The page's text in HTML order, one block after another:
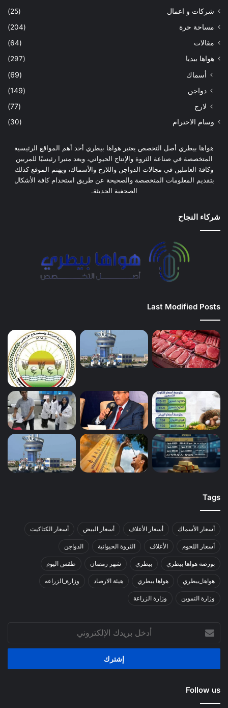
شركات و اعمال
(25)
مساحة حرة
(204)
مقالات
(64)
هواها بيديا
(297)
أسماك
(69)
دواجن
(149)
لارج
(77)
وسام الاحترام (30)
هواها بيطري أصل التخصص يعتبر هواها بيطري أحد أهم المواقع الرئيسية
المتخصصة في صناعة الثروة والإنتاج الحيواني، ويعد منبرا رئيسيًا للمربين
وكافة العاملين في مجالات الدواجن واللارج والأسماك، ويهتم الموقع كذلك
بتقديم المعلومات المتخصصة والصحيحة عن طريق استخدام كافة الأشكال
الصحفية الحديثة.
شركاء النجاح
Last Modified Posts
Tags
أسعار الأسماك أسعار الأعلاف أسعار البيض أسعار الكتاكيت
أسعار اللحوم الأعلاف الثروة الحيوانية الدواجن
بورصة هواها بيطري بيطري شهر رمضان طقس اليوم
هواها_بيطري هواها بيطري هيئة الارصاد وزارة_الزراعه
وزارة التموين وزارة الزراعة
بريدك
الإلكتروني
Follow us